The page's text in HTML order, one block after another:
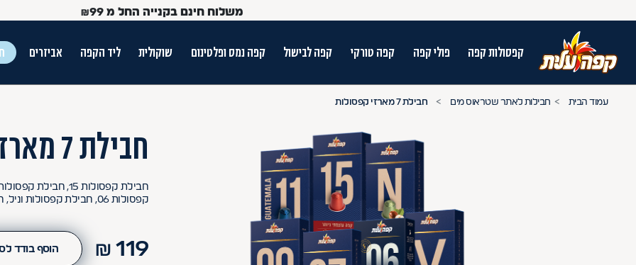
משלוח חינם בקנייה החל מ ₪99
קפסולות קפה פולי קפה קפה טורקי קפה לבישול קפה נמס ופלטינום שוקולית ליד הקפה אביזרים
על מנת לנווט בתת תפריט יש להשתמש במקש הטאב
Use Up and Down arrow keys to navigate search results.
עמוד הבית חבילות לאתר שטראוס מים חבילת 7 מארזי קפסולות
חבילת 7 מארזי קפסולות
קפסולות 06, חבילת קפסולות וניל, חבילת קפסולות אגוזי לוז
119
₪ הוסף בודד